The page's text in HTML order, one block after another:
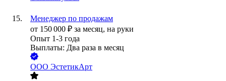
Менеджер по продажам
от 150 000 ₽ за месяц, на руки
Опыт 1-3 года
Выплаты: Два раза в месяц
ООО ЭстетикАрт